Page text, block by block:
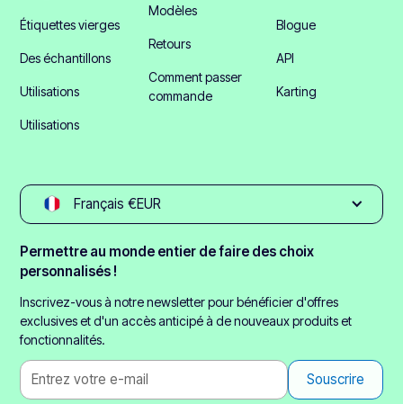
Étiquettes vierges
Des échantillons
Utilisations
Utilisations
Modèles
Retours
Comment passer
commande
Blogue
API
Karting
Français €EUR
Permettre au monde entier de faire des choix
personnalisés !
Inscrivez-vous à notre newsletter pour bénéficier d'offres
exclusives et d'un accès anticipé à de nouveaux produits et
fonctionnalités.